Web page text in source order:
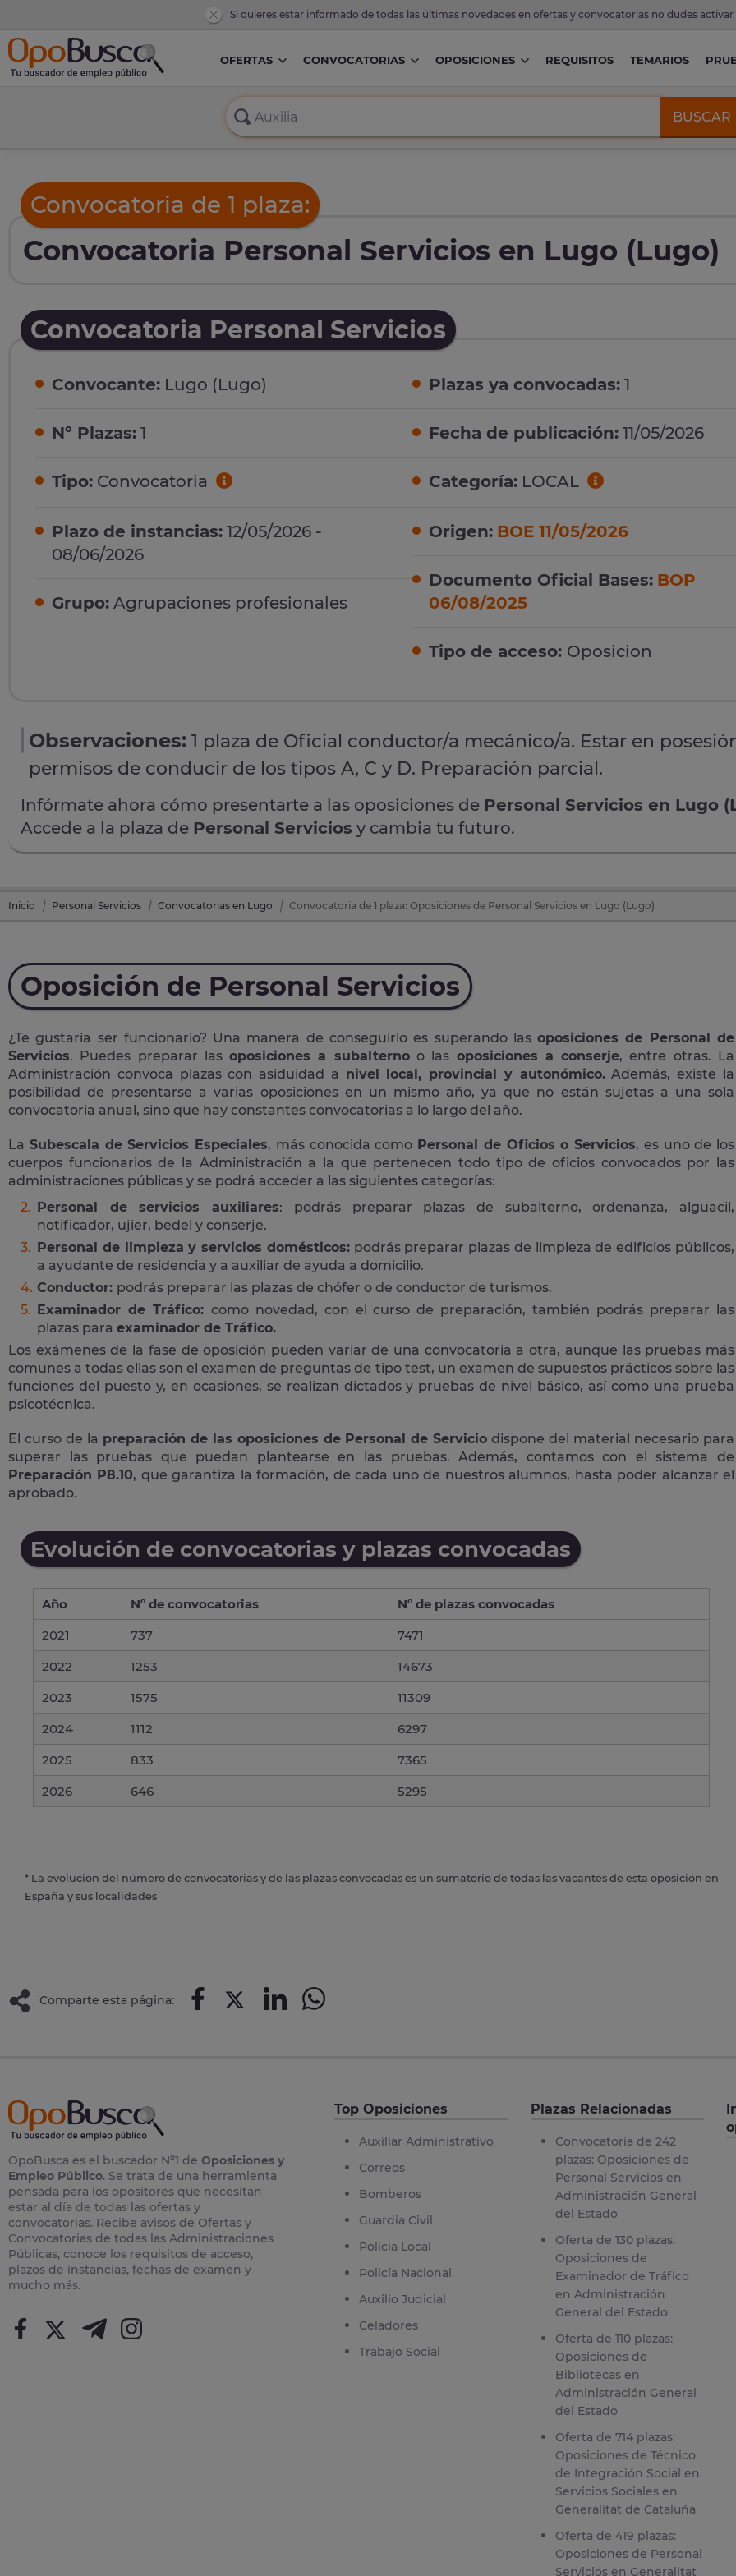
Si quieres estar informado de todas las últimas novedades en ofertas y convocatorias no dudes activar
OFERTAS CONVOCATORIAS OPOSICIONES REQUISITOS TEMARIOS
BUSCAR
Convocatoria de 1 plaza:
Convocatoria Personal Servicios en Lugo (Lugo)
Convocatoria Personal Servicios
Convocante: Lugo (Lugo)
Nº Plazas: 1
Tipo: Convocatoria
Plazo de instancias: 12/05/2026 -
08/06/2026
Grupo: Agrupaciones profesionales
Plazas ya convocadas: 1
Fecha de publicación: 11/05/2026
Categoría: LOCAL
Origen: BOE 11/05/2026
Documento Oficial Bases: BOP
06/08/2025
Tipo de acceso: Oposicion
Observaciones: 1 plaza de Oficial conductor/a mecánico/a. Estar en
permisos de conducir de los tipos A, C y D. Preparación parcial.
Infórmate ahora cómo presentarte a las oposiciones de Personal Servicios en Lugo
Accede a la plaza de Personal Servicios y cambia tu futuro.
Inicio Personal Servicios Convocatorias en Lugo Convocatoria de 1 plaza: Oposiciones de Personal Servicios en Lugo (Lugo)
Oposición de Personal Servicios
¿Te gustaría ser funcionario? Una manera de conseguirlo es superando lasoposiciones de Personal de
Servicios. Puedes preparar lasoposiciones a subalternoo las oposiciones a conserje, entre otras. La
Administración convoca plazas con asiduidad a nivel local, provincial y autonómico.Además, existe la
posibilidad de presentarse a varias oposiciones en un mismo año, ya que no están sujetas a una sola
convocatoria anual, sino que hay constantes convocatorias a lo largo del año.
La Subescala de Servicios Especiales, más conocida como Personal de Oficios o Servicios, es uno de los
cuerpos funcionarios de la Administración a la que pertenecen todo tipo de oficios convocados por las
administraciones públicas y se podrá acceder a las siguientes categorías:
Personal de servicios auxiliares: podrás preparar plazas de subalterno, ordenanza, alguacil,
notificador, ujier, bedel y conserje.
Personal de limpieza y servicios domésticos:podrás preparar plazas de limpieza de edificios públicos,
a ayudante de residencia y a auxiliar de ayuda a domicilio.
Conductor: podrás preparar las plazas de chófer o de conductor de turismos.
Examinador de Tráfico: como novedad, con el curso de preparación, también podrás preparar las
plazas para examinador de Tráfico.
Los exámenes de la fase de oposición pueden variar de una convocatoria a otra, aunque las pruebas más
comunes a todas ellas son el examen de preguntas de tipo test, un examen de supuestos prácticos sobre las
funciones del puesto y, en ocasiones, se realizan dictados y pruebas de nivel básico, así como una prueba
psicotécnica.
El curso de la preparación de las oposiciones de Personal de Servicio dispone del material necesario para
superar las pruebas que puedan plantearse en las pruebas. Además, contamos con el sistema de
Preparación P8.10, que garantiza la formación, de cada uno de nuestros alumnos, hasta poder alcanzar el
aprobado.
Evolución de convocatorias y plazas convocadas
Año Nº de convocatorias
Nº de plazas convocadas
2021
737
7471
2022
1253
14673
2023
1575
11309
2024
1112
6297
2025
833
7365
2026
646 5295
* La evolución del número de convocatorias y de las plazas convocadas es un sumatorio de todas las vacantes de esta oposición en
España y sus localidades
Comparte esta página:
OpoBusca es el buscador Nº1 de Oposiciones y
Empleo Público. Se trata de una herramienta
pensada para los opositores que necesitan
estar al día de todas las ofertas y
convocatorias. Recibe avisos de Ofertas y
Convocatorias de todas las Administraciones
Públicas, conoce los requisitos de acceso,
plazos de instancias, fechas de examen y
mucho más.
Top Oposiciones
Auxiliar Administrativo
Correos
Bomberos
Guardia Civil
Policía Local
Policía Nacional
Auxilio Judicial
Celadores
Trabajo Social
Plazas Relacionadas
Convocatoria de 242
plazas: Oposiciones de
Personal Servicios en
Administración General
del Estado
Oferta de 130 plazas:
Oposiciones de
Examinador de Tráfico
en Administración
General del Estado
Oferta de 110 plazas:
Oposiciones de
Bibliotecas en
Administración General
del Estado
Oferta de 714 plazas:
Oposiciones de Técnico
de Integración Social en
Servicios Sociales en
Generalitat de Cataluña
Oferta de 419 plazas:
Oposiciones de Personal
Servicios en Generalitat